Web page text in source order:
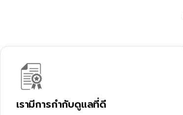
เรามีการกำกับดูแลที่ดี